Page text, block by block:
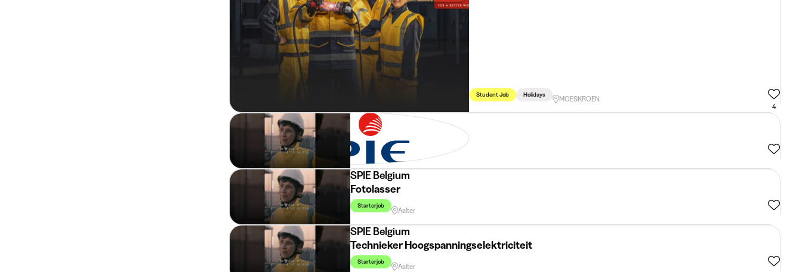
Student Job Holidays
MOESKROEN
4
SPIE Belgium
Pijpfitter
Starterjob
Aalter
SPIE Belgium
Fotolasser
Starterjob
Aalter
SPIE Belgium
Technieker Hoogspanningselektriciteit
Starterjob
Aalter